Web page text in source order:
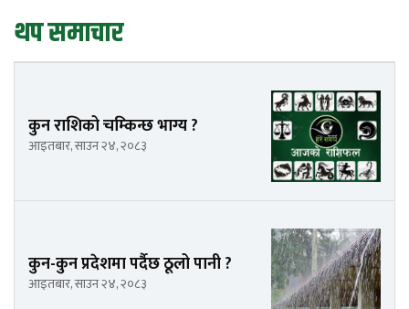
थप समाचार
कुन राशिको चम्किन्छ भाग्य ?
आइतबार, साउन २४, २०८३
कुन-कुन प्रदेशमा पर्दैछ ठूलो पानी ?
आइतबार, साउन २४, २०८३